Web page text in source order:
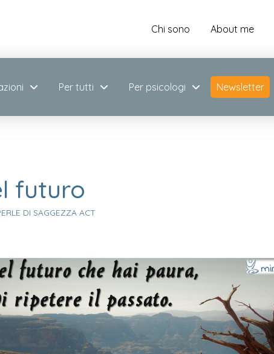
Chi sono About me
Per tutti Per psicologi Newsletter
futuro
DI SAGGEZZA ACT